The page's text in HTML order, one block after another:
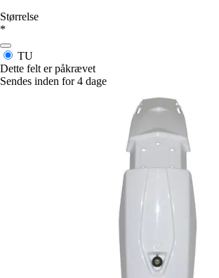
Størrelse
*
TU
Dette felt er påkrævet
Sendes inden for 4 dage